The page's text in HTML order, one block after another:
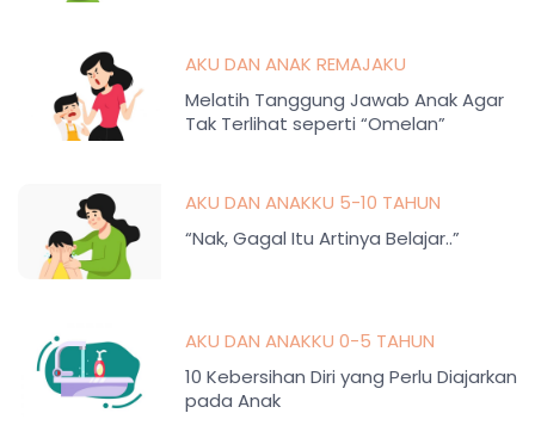
AKU DAN ANAK REMAJAKU
Melatih Tanggung Jawab Anak Agar
Tak Terlihat seperti “Omelan”
AKU DAN ANAKKU 5-10 TAHUN
“Nak, Gagal Itu Artinya Belajar..”
AKU DAN ANAKKU 0-5 TAHUN
10 Kebersihan Diri yang Perlu Diajarkan
pada Anak